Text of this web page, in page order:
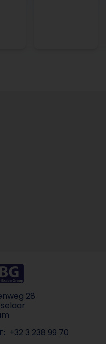
28
+32 3 238 99 70